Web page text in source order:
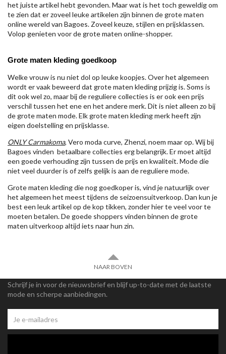
het juiste artikel hebt gevonden. Maar wat is het toch geweldig om
te zien dat er zoveel leuke artikelen zijn binnen de grote maten
online wereld van Bagoes. Zoveel keuze, stijlen en prijsklassen.
Volop genieten voor de grote maten online-shopper.
Grote maten kleding goedkoop
Welke vrouw is nu niet dol op leuke koopjes. Over het algemeen
wordt er vaak beweerd dat grote maten kleding prijzig is. Soms is
dit ook wel zo, maar bij de reguliere collecties is er ook een prijs
verschil tussen het ene en het andere merk. Dit is niet alleen zo bij
de grote maten mode. Elk grote maten kleding merk heeft zijn
eigen doelstelling en prijsklasse.
ONLY Carmakoma, Vero moda curve, Zhenzi, noem maar op. Wij bij
Bagoes vinden betaalbare collecties erg belangrijk. Er moet altijd
een goede verhouding zijn tussen de prijs en kwaliteit. Mode die
niet veel duurder is of zelfs gelijk is aan de reguliere mode.
Grote maten kleding die nog goedkoper is, vind je natuurlijk over
het algemeen het meest tijdens de seizoensuitverkoop. Dan kun je
best een leuk artikel op de kop tikken, zonder hier te veel voor te
moeten betalen. De goede shoppers vinden binnen de grote
maten uitverkoop altijd iets naar hun zin.
NAAR BOVEN
Schrijf je in voor de nieuwsbrief en blijf up-to-date met de laatste
mode en scherpe aanbiedingen.